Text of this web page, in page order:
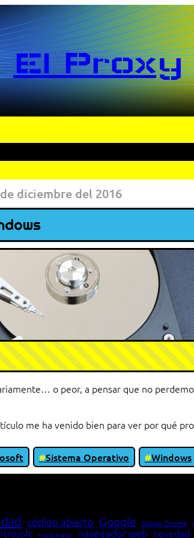
El Proxy
diciembre del 2016
o peor, a pensar que no
me ha venido bien para ver por qué
Sistema Operativo
Windows
código abierto Google Google Chrome
Mozilla Firefox navegador web novedad